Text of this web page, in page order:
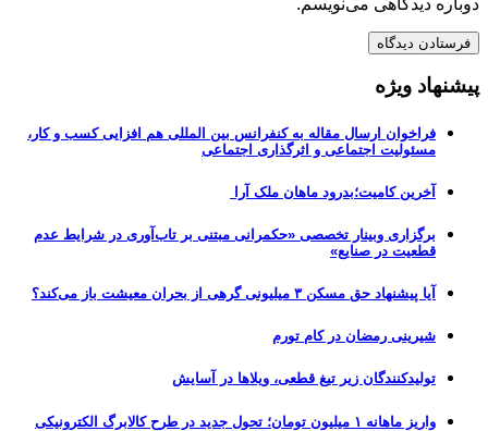
پیشنهاد ویژه
فراخوان ارسال مقاله به کنفرانس بین المللی هم افزایی کسب و کار،
مسئولیت اجتماعی و اثرگذاری اجتماعی
آخرین کامیت؛بدرود ماهان ملک آرا
برگزاری وبینار تخصصی «حکمرانی مبتنی بر تاب‌آوری در شرایط عدم
قطعیت در صنایع»
آیا پیشنهاد حق مسکن ۳ میلیونی گرهی از بحران معیشت باز می‌کند؟
شیرینی رمضان در کام تورم
تولیدکنندگان زیر تیغ قطعی، ویلاها در آسایش
واریز ماهانه ۱ میلیون تومان؛ تحول جدید در طرح کالابرگ الکترونیکی